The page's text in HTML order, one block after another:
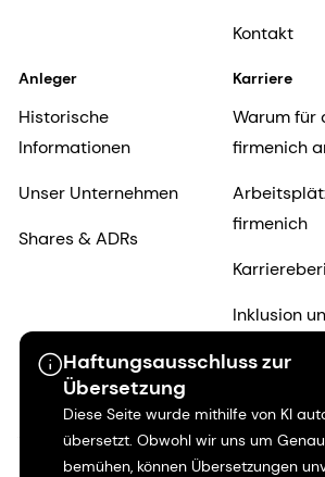
Haftungsausschluss zur
Übersetzung
Diese Seite wurde mithilfe von KI
übersetzt. Obwohl wir uns um
bemühen, können Übersetzungen
Kontakt
Anleger
Historische
Informationen
Unser Unternehmen
Shares & ADRs
Karriere
Warum für
firmenich
firmenich
Inklusion